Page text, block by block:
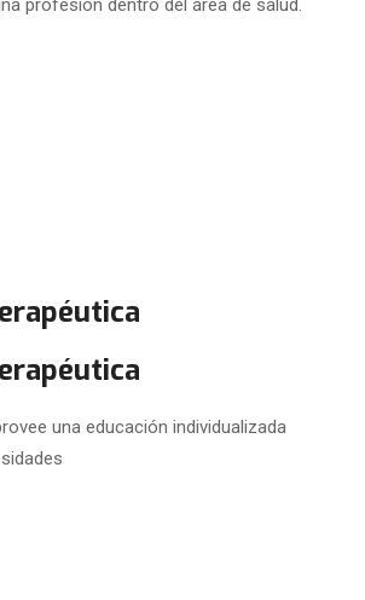
profesión dentro del área de salud.
una educación individualizada